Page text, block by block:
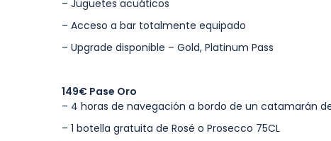
– Juguetes acuáticos
– Acceso a bar totalmente equipado
– Upgrade disponible – Gold, Platinum Pass
149€ Pase Oro
– 4 horas de navegación a bordo de un catamarán
– 1 botella gratuita de Rosé o Prosecco 75CL